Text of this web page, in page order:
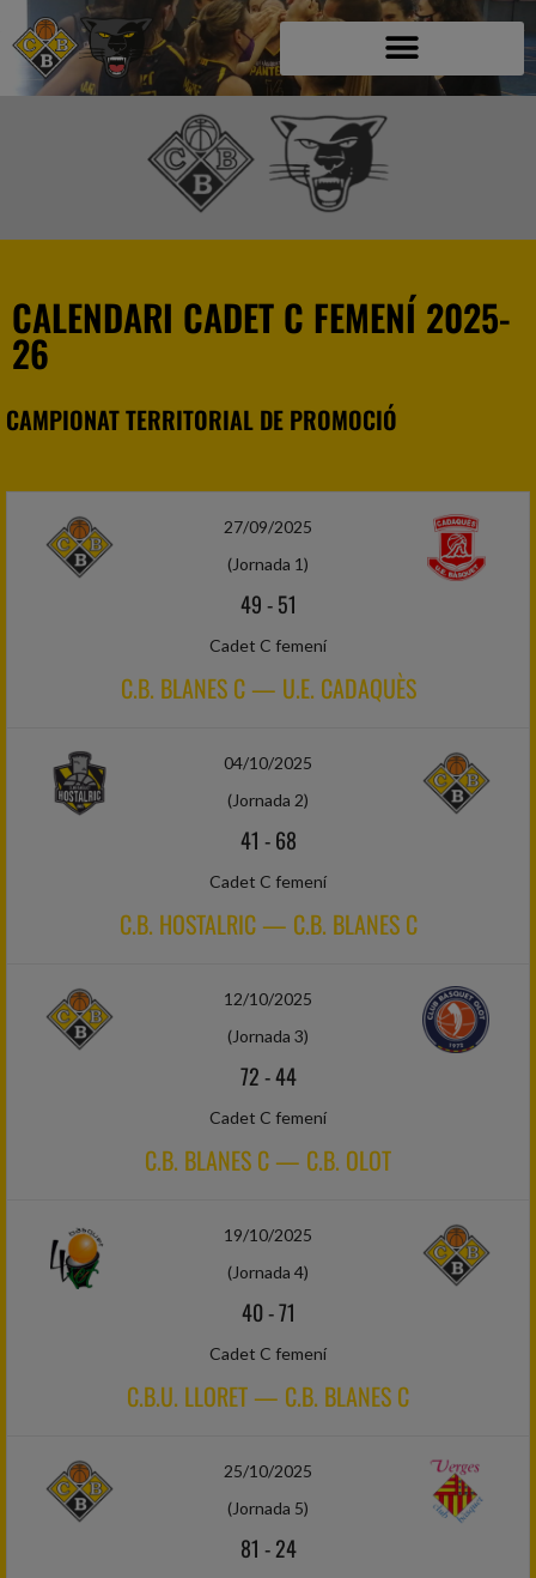
C.B. BLANES C
CALENDARI CADET C FEMENÍ 2025-
26
CAMPIONAT TERRITORIAL DE PROMOCIÓ
27/09/2025
(Jornada 1)
49-51
Cadet C femení
C.B. BLANES C — U.E. CADAQUÈS
04/10/2025
(Jornada 2)
41 -68
Cadet C femení
C.B. HOSTALRIC — C.B. BLANES C
12/10/2025
(Jornada 3)
72-44
Cadet C femení
C.B. BLANES C — C.B. OLOT
19/10/2025
(Jornada 4)
40-71
Cadet C femení
C.B.U. LLORET — C.B. BLANES C
25/10/2025
(Jornada 5)
81 -24